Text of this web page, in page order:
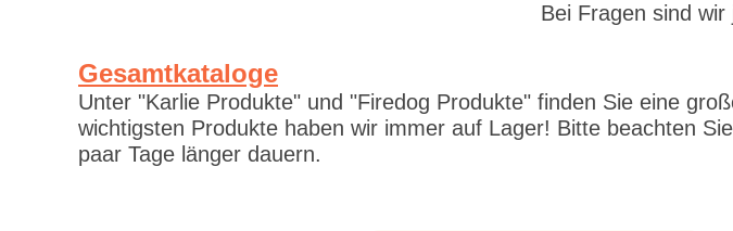
Bei Fragen sind
Gesamtkataloge
Unter "Karlie Produkte" und "Firedog Produkte" finden Sie eine
wichtigsten Produkte haben wir immer auf Lager! Bitte beachten
paar Tage länger dauern.